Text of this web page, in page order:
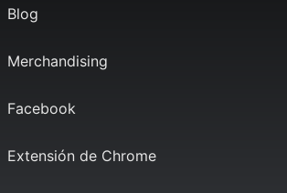
Blog
Merchandising
Facebook
Extensión de Chrome